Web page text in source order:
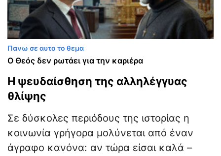
Πανω σε αυτο το θεμα
Ο Θεός δεν ρωτάει για την καριέρα
Η ψευδαίσθηση της αλληλέγγυας
θλίψης
Σε δύσκολες περιόδους της ιστορίας η
κοινωνία γρήγορα μολύνεται από έναν
άγραφο κανόνα: αν τώρα είσαι καλά –